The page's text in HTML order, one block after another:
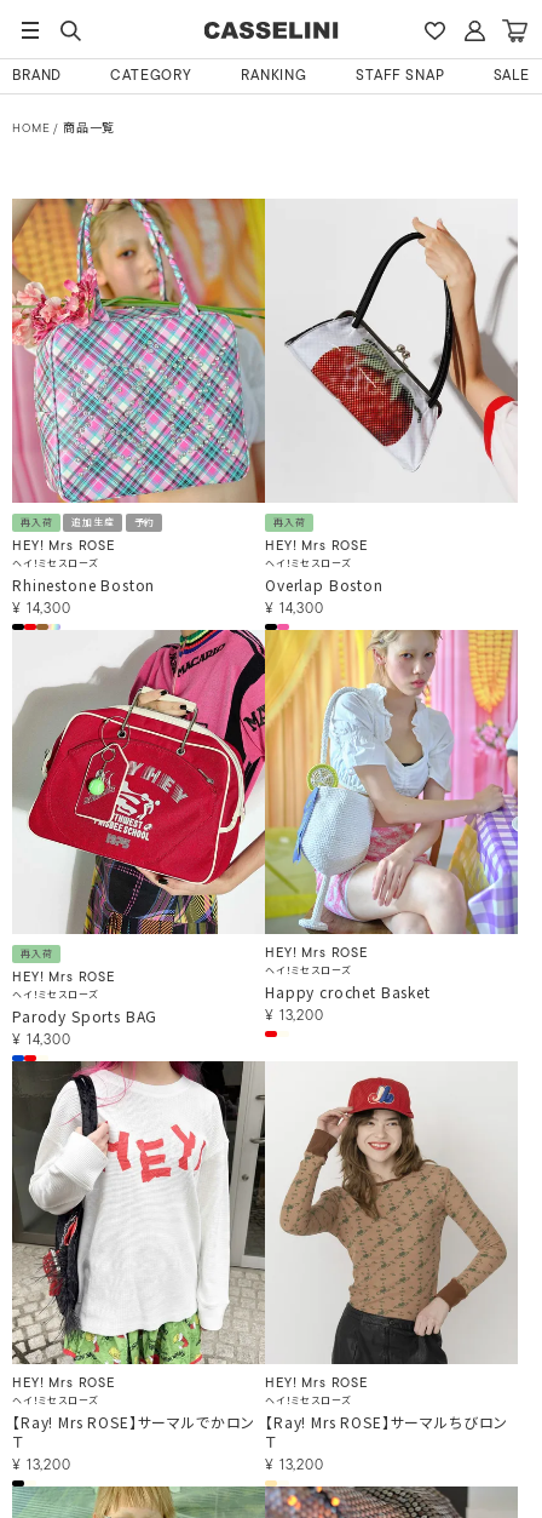
BRAND CATEGORY RANKING STAFF SNAP SALE
HOME 商品一覧
再入荷 追加生産 予約
HEY! Mrs ROSE
ヘイ！ミセスローズ
Rhinestone Boston
¥ 14,300
再入荷
HEY! Mrs ROSE
ヘイ！ミセスローズ
Overlap Boston
¥ 14,300
再入荷
HEY! Mrs ROSE
ヘイ！ミセスローズ
Parody Sports BAG
¥ 14,300
HEY! Mrs ROSE
ヘイ！ミセスローズ
Happy crochet Basket
¥ 13,200
HEY! Mrs ROSE
ヘイ！ミセスローズ
【Ray! Mrs ROSE】サーマルでかロン
Ｔ
¥ 13,200
HEY! Mrs ROSE
ヘイ！ミセスローズ
【Ray! Mrs ROSE】サーマルちびロン
Ｔ
¥ 13,200